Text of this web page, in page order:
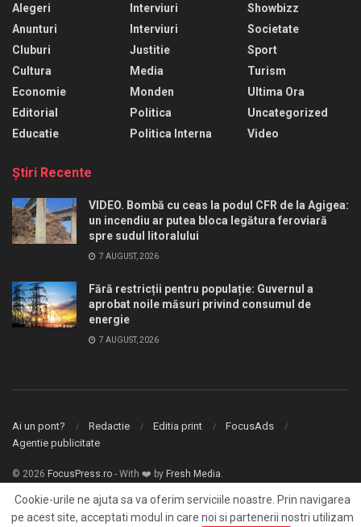
Alegeri
Anunturi
Cluburi
Cultura
Economie
Editorial
Educatie
Interviuri
Interviuri
Justitie
Media
Monden
Politica
Politica Interna
Showbizz
Societate
Sport
Turism
Ultima Ora
Uncategorized
Video
Ştiri Recente
VIDEO. Bombă cu ceas la podul CFR de la Agigea:
un incendiu ar putea bloca legătura feroviară
spre sudul litoralului
7 AUGUST, 2026
Fără restricții pentru populație: Guvernul a
aprobat noile măsuri privind consumul de
energie
7 AUGUST, 2026
Ai un pont? Redactie Editia print
FocusAds
Agentie publicitate
© 2026 FocusPress.ro - With ❤️ by Fresh Media.
Cookie-urile ne ajuta sa va oferim serviciile noastre. Prin navigarea
pe acest site, acceptati modul in care noi si partenerii nostri utilizam